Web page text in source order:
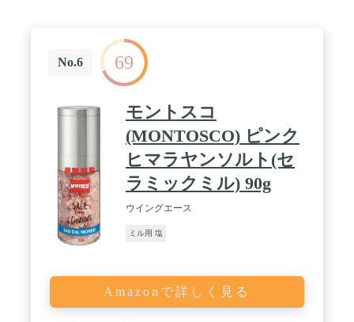
No.6 69
モントスコ
(MONTOSCO) ピンク
ヒマラヤンソルト(セ
ラミックミル) 90g
ウイングエース
ミル用 塩
Amazonで詳しく見る